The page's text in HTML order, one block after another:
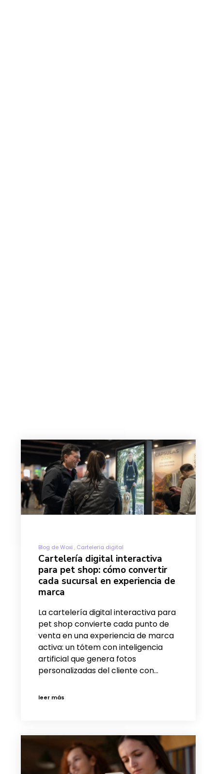
Blog de Woxi Carteleria digital
Cartelería digital interactiva
para pet shop: cómo convertir
cada sucursal en experiencia de
marca
La cartelería digital interactiva para
pet shop convierte cada punto de
venta en una experiencia de marca
activa: un tótem con inteligencia
artificial que genera fotos
personalizadas del cliente con…
leer más